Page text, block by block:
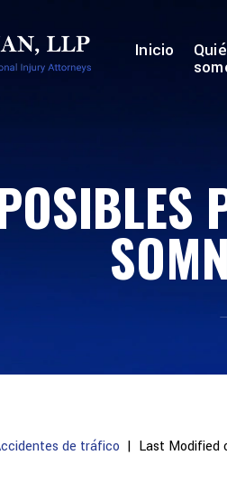
Inicio
de tráfico | Last Modified